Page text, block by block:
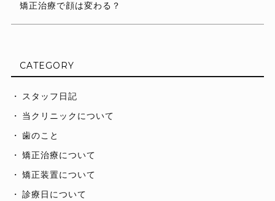
矯正治療で顔は変わる？
CATEGORY
スタッフ日記
当クリニックについて
歯のこと
矯正治療について
矯正装置について
診療日について